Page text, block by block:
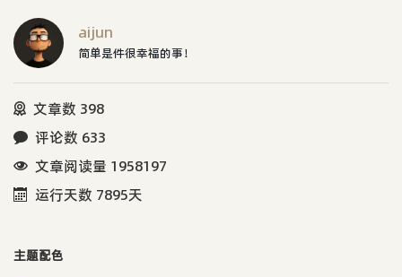
aijun
简单是件很幸福的事！
文章数 398
评论数 633
文章阅读量 1958197
运行天数 7895天
主题配色